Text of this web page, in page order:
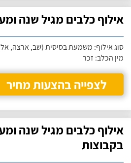
אילוף כלבים מגיל שנה
סוג אילוף: משמעת בסיסית (שב, ארצה,
מין הכלב: זכר
לצפייה בהצעות מחיר
אילוף כלבים מגיל שנה
בקבוצות